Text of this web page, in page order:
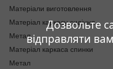
Дозвольте
відправляти
Матеріали виготовлення
Матеріал каркасу сидіння
Метал
Матеріал каркаса спинки
Метал